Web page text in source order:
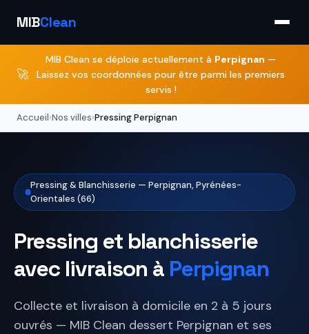
MIBClean
🚀
MIB Clean se déploie actuellement à Perpignan —
Laissez vos coordonnées pour être parmi les premiers
servis !
Accueil›Nos villes›Pressing Perpignan
Pressing & Blanchisserie — Perpignan, Pyrénées-
Orientales (66)
Pressing et blanchisserie
avec livraison à Perpignan
Collecte et livraison à domicile en 2 à 5 jours
ouvrés — MIB Clean dessert Perpignan et ses